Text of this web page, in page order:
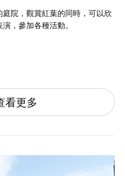
院，觀賞紅葉的同時，可以欣
，參加各種活動。
看更多